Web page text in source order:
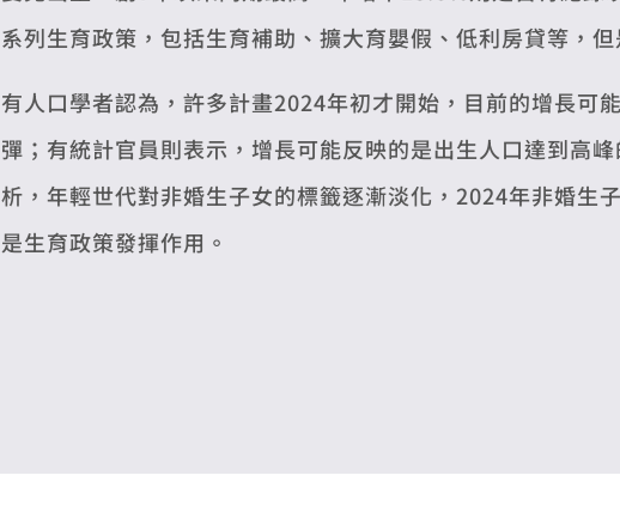
系列生育政策，包括生育補助、擴大育嬰假、低利房貸等，
有人口學者認為，許多計畫2024年初才開始，目前的增長可
彈；有統計官員則表示，增長可能反映的是出生人口達到高
析，年輕世代對非婚生子女的標籤逐漸淡化，2024年非婚生
是生育政策發揮作用。